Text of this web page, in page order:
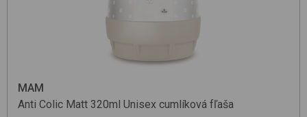
MAM
Anti Colic Matt 320ml Unisex cumlíková fľaša